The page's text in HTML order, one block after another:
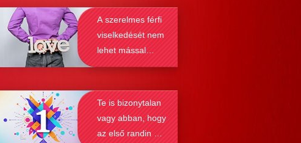
társkeresés működését, a párkapcsolatok
sikerének a receptjét, melyeket vizsgálva
bebizonyosodik, hogy a kötődési típusok
befolyásolják a társkeresést.
A szerelmes férfi
viselkedését nem
lehet mással
összetéveszteni
Te is bizonytalan
vagy abban, hogy
az első randin mit